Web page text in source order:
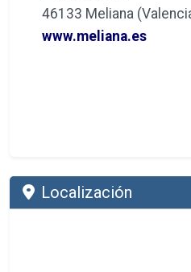
46133 Meliana
www.meliana.es
Localización